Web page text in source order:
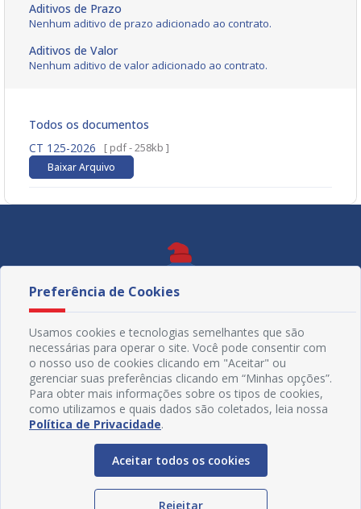
Aditivos de Prazo
Nenhum aditivo de prazo adicionado ao contrato.
Aditivos de Valor
Nenhum aditivo de valor adicionado ao contrato.
Todos os documentos
CT 125-2026
[ pdf - 258kb ]
Baixar Arquivo
Preferência de Cookies
Usamos cookies e tecnologias semelhantes que são
necessárias para operar o site. Você pode consentir com
o nosso uso de cookies clicando em "Aceitar" ou
gerenciar suas preferências clicando em “Minhas opções”.
Para obter mais informações sobre os tipos de cookies,
como utilizamos e quais dados são coletados, leia nossa
Política de Privacidade.
Aceitar todos os cookies
Rejeitar